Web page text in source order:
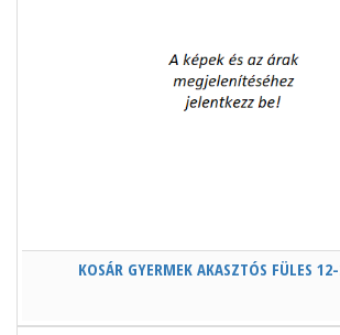
KOSÁR GYERMEK AKASZTÓS FÜLES